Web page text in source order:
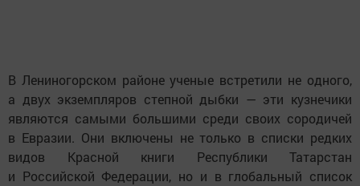
В Лениногорском районе ученые встретили не одного,
а двух экземпляров степной дыбки — эти кузнечики
являются самыми большими среди своих сородичей
в Евразии. Они включены не только в списки редких
видов Красной книги Республики Татарстан
и Российской Федерации, но и в глобальный список